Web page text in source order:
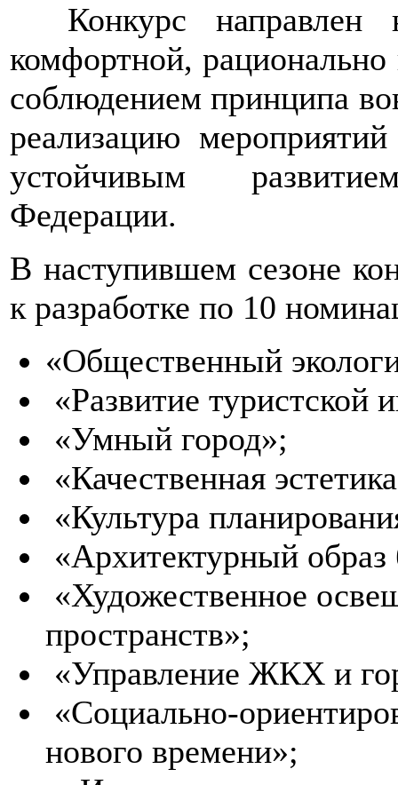
Конкурс направлен
комфортной,
соблюдением принципа
реализацию
устойчивым
Федерации.
В наступившем сезоне
к разработке по 10
«Общественный
«Развитие туристской
«Умный город»;
«Качественная
«Культура
«Архитектурный
«Художественное
пространств»;
«Управление ЖКХ и
«Социально-
нового времени»;